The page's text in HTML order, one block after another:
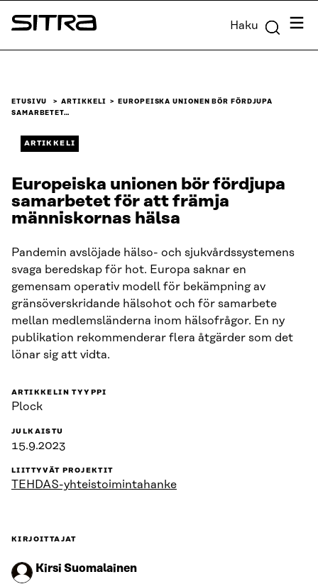
Siirry
suoraan
Sitra Haku
ETUSIVU ARTIKKELI
EUROPEISKA UNIONEN BÖR FÖRDJUPA
SAMARBETET…
ARTIKKELI
Europeiska unionen bör fördjupa
samarbetet för att främja
människornas hälsa
Pandemin avslöjade hälso- och sjukvårdssystemens
svaga beredskap för hot. Europa saknar en
gemensam operativ modell för bekämpning av
gränsöverskridande hälsohot och för samarbete
mellan medlemsländerna inom hälsofrågor. En ny
publikation rekommenderar flera åtgärder som det
lönar sig att vidta.
ARTIKKELIN TYYPPI
Plock
JULKAISTU
15.9.2023
LIITTYVÄT PROJEKTIT
TEHDAS-yhteistoimintahanke
KIRJOITTAJAT
Kirsi Suomalainen